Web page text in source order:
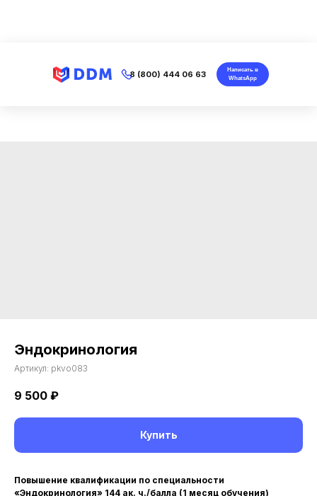
8 (800) 444 06 63
Написать в
WhatsApp
Эндокринология
Артикул: pkvo083
9 500 ₽
Купить
Повышение квалификации по специальности
«Эндокринология» 144 ак. ч./балла (1 месяц обучения)